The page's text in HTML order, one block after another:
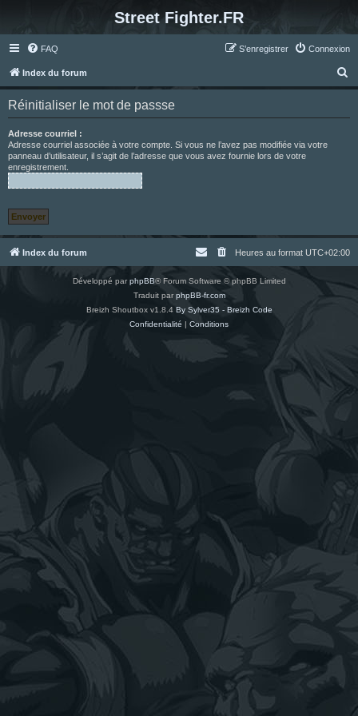
Street Fighter.FR
FAQ Connexion
S’enregistrer
Index du forum
e
Réinitialiser le mot de passse
Adresse courriel :
Adresse courriel associée à votre compte. Si vous ne l’avez pas modifiée via votre
panneau d’utilisateur, il s’agit de l’adresse que vous avez fournie lors de votre
enregistrement.
Index du forum Heures au format UTC+02:00
Développé parphpBB® Forum Software © phpBB Limited
Traduit par phpBB-fr.com
Breizh Shoutbox v1.8.4 By Sylver35 - Breizh Code
Confidentialité | Conditions